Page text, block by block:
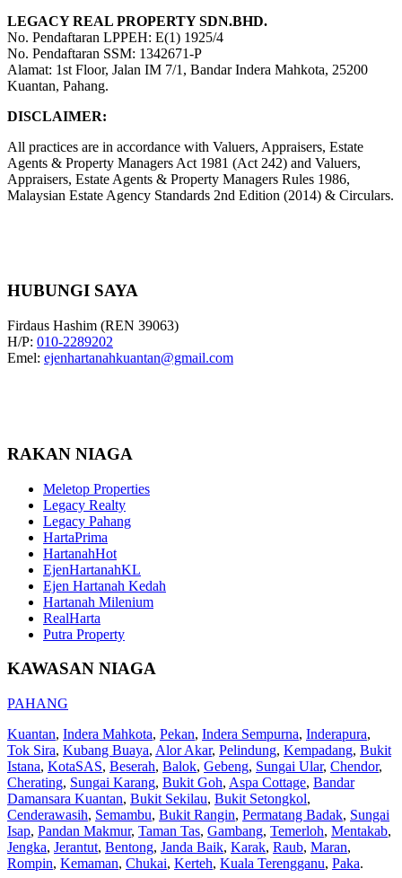
LEGACY REAL PROPERTY SDN.BHD.
No. Pendaftaran LPPEH: E(1) 1925/4
No. Pendaftaran SSM: 1342671-P
Alamat: 1st Floor, Jalan IM 7/1, Bandar Indera Mahkota, 25200
Kuantan, Pahang.
DISCLAIMER:
All practices are in accordance with Valuers, Appraisers, Estate
Agents & Property Managers Act 1981 (Act 242) and Valuers,
Appraisers, Estate Agents & Property Managers Rules 1986,
Malaysian Estate Agency Standards 2nd Edition (2014) & Circulars.
HUBUNGI SAYA
Firdaus Hashim (REN 39063)
H/P: 010-2289202
Emel: ejenhartanahkuantan@gmail.com
RAKAN NIAGA
Meletop Properties
Legacy Realty
Legacy Pahang
HartaPrima
HartanahHot
EjenHartanahKL
Ejen Hartanah Kedah
Hartanah Milenium
RealHarta
Putra Property
KAWASAN NIAGA
PAHANG
Kuantan, Indera Mahkota, Pekan, Indera Sempurna, Inderapura,
Tok Sira, Kubang Buaya, Alor Akar, Pelindung, Kempadang, Bukit
Istana, KotaSAS, Beserah, Balok, Gebeng, Sungai Ular, Chendor,
Cherating, Sungai Karang, Bukit Goh, Aspa Cottage, Bandar
Damansara Kuantan, Bukit Sekilau, Bukit Setongkol,
Cenderawasih, Semambu, Bukit Rangin, Permatang Badak, Sungai
Isap, Pandan Makmur, Taman Tas, Gambang, Temerloh, Mentakab,
Jengka, Jerantut, Bentong, Janda Baik, Karak, Raub, Maran,
Rompin, Kemaman, Chukai, Kerteh, Kuala Terengganu, Paka.